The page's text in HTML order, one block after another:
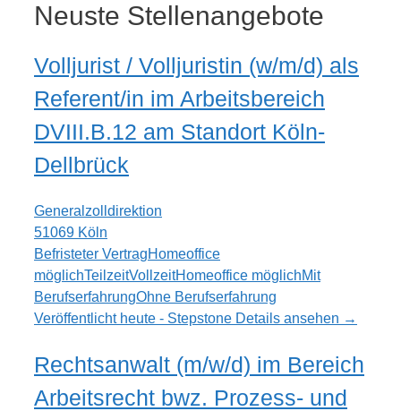
Neuste Stellenangebote
Volljurist / Volljuristin (w/m/d) als
Referent/in im Arbeitsbereich
DVIII.B.12 am Standort Köln-
Dellbrück
Generalzolldirektion
51069 Köln
Befristeter VertragHomeoffice
möglichTeilzeitVollzeitHomeoffice möglichMit
BerufserfahrungOhne Berufserfahrung
Veröffentlicht heute - Stepstone Details ansehen →
Rechtsanwalt (m/w/d) im Bereich
Arbeitsrecht bwz. Prozess- und